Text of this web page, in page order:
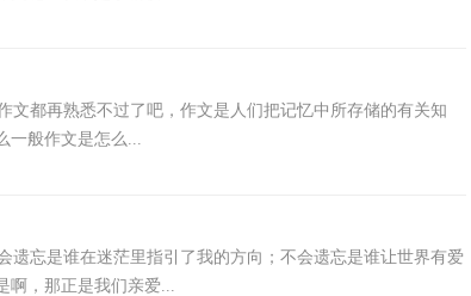
都再熟悉不过了吧，作文是人们把记忆中所存储的有关知
一般作文是怎么...
忘是谁在迷茫里指引了我的方向；不会遗忘是谁让世界有爱
啊，那正是我们亲爱...